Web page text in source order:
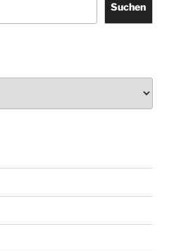
Suchen